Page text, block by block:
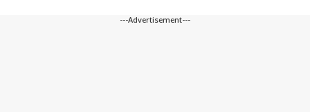
---Advertisement---